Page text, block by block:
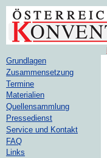
Grundlagen
Zusammensetzung
Termine
Materialien
Quellensammlung
Pressedienst
Service und Kontakt
FAQ
Links